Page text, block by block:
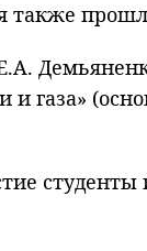
также
и газа»